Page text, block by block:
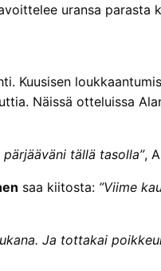
uransa parasta
Kuusisen
Näissä otteluissa
tällä tasolla”,
saa kiitosta: ”Viime
Ja tottakai